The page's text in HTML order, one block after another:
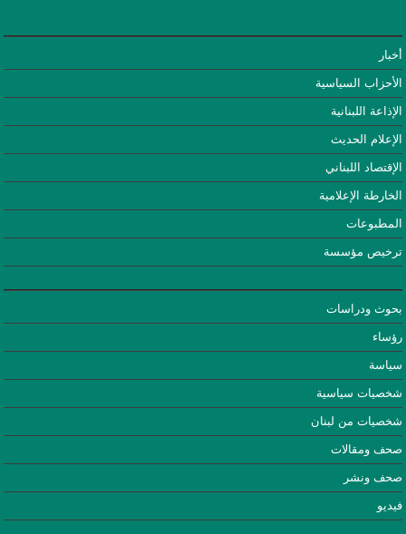
أخبار
الأحزاب السياسية
الإذاعة اللبنانية
الإعلام الحديث
الإقتصاد اللبناني
الخارطة الإعلامية
المطبوعات
ترخيص مؤسسة
بحوث ودراسات
رؤساء
سياسة
شخصيات سياسية
شخصيات من لبنان
صحف ومقالات
صحف ونشر
فيديو